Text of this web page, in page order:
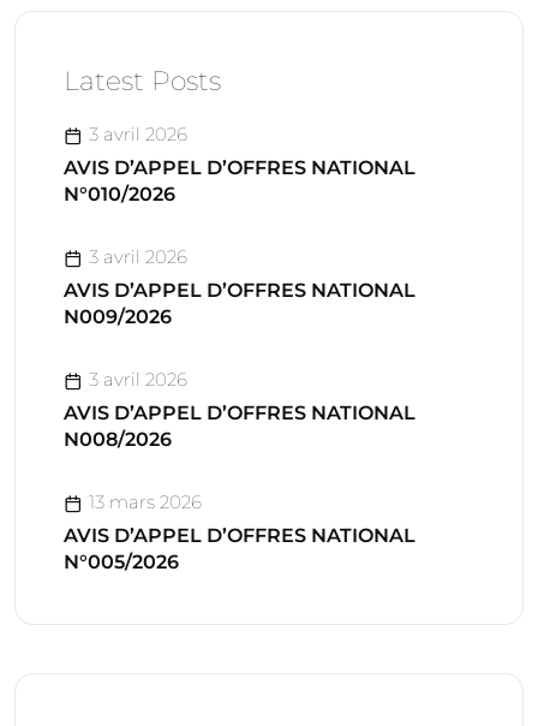
Latest Posts
3 avril 2026
AVIS D’APPEL D’OFFRES NATIONAL
N°010/2026
3 avril 2026
AVIS D’APPEL D’OFFRES NATIONAL
N009/2026
3 avril 2026
AVIS D’APPEL D’OFFRES NATIONAL
N008/2026
13 mars 2026
AVIS D’APPEL D’OFFRES NATIONAL
N°005/2026